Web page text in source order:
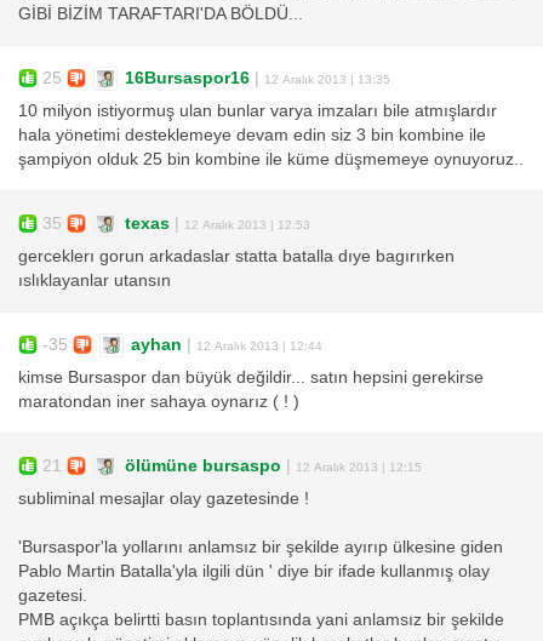
GİBİ BİZİM TARAFTARI'DA BÖLDÜ...
25 16Bursaspor16 | 12 Aralık 2013 | 13:35
10 milyon istiyormuş ulan bunlar varya imzaları bile atmışlardır
hala yönetimi desteklemeye devam edin siz 3 bin kombine ile
şampiyon olduk 25 bin kombine ile küme düşmemeye oynuyoruz..
35 texas | 12 Aralık 2013 | 12:53
gerceklerı gorun arkadaslar statta batalla dıye bagırırken
ıslıklayanlar utansın
-35 ayhan | 12 Aralık 2013 | 12:44
kimse Bursaspor dan büyük değildir... satın hepsini gerekirse
maratondan iner sahaya oynarız ( ! )
21 ölümüne bursaspo | 12 Aralık 2013 | 12:15
subliminal mesajlar olay gazetesinde !
'Bursaspor'la yollarını anlamsız bir şekilde ayırıp ülkesine giden
Pablo Martin Batalla'yla ilgili dün ' diye bir ifade kullanmış olay
gazetesi.
PMB açıkça belirtti basın toplantısında yani anlamsız bir şekilde